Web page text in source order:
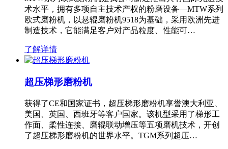
术水平，拥有多项自主技术产权的粉磨设备—MTW系列
欧式磨粉机，以悬辊磨粉机9518为基础，采用欧洲先进
制造技术，它能满足客户对产品粒度、性能可…
了解详情
超压梯形磨粉机
获得了CE和国家证书，超压梯形磨粉机享誉澳大利亚、
美国、英国、西班牙等客户国家。该机型采用了梯形工
作面、柔性连接、磨辊联动增压等五项磨机技术，开创
了超压梯形磨粉机的世界水平。TGM系列超压…